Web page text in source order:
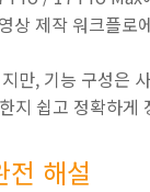
제작 워크플로
만, 기능 구성은
지 쉽고 정확하게
해설